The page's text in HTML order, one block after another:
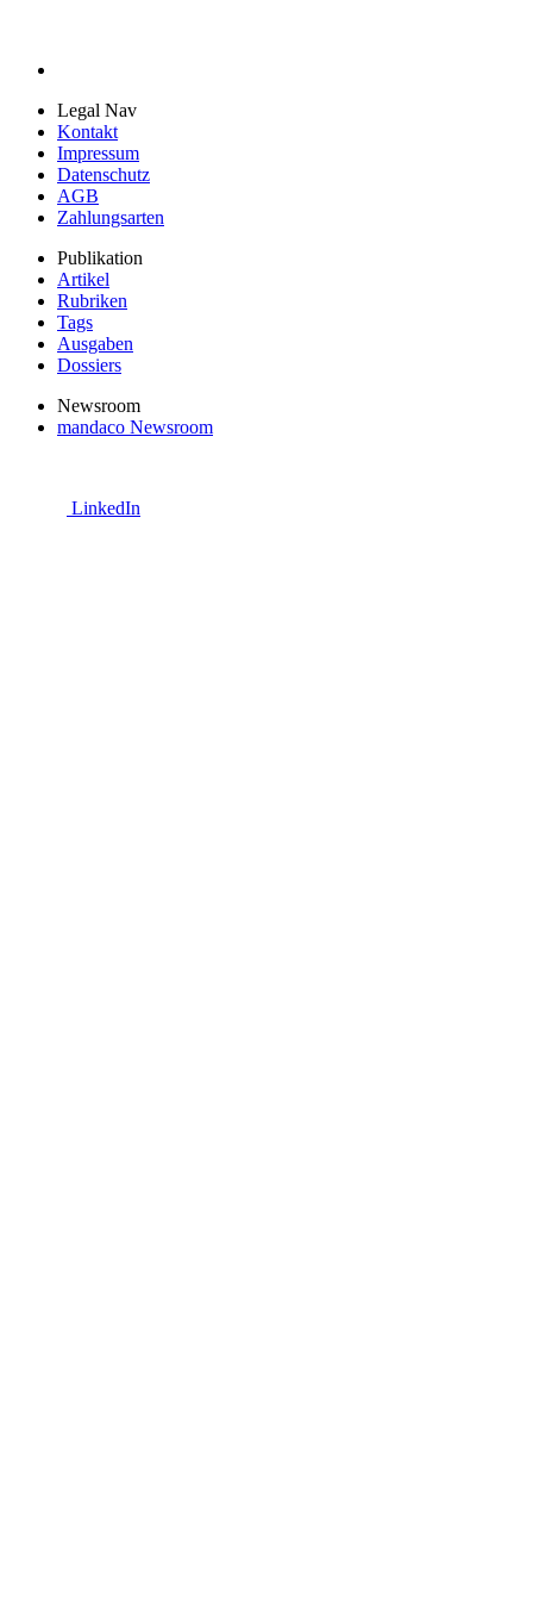
Legal Nav
Kontakt
Impressum
Datenschutz
AGB
Zahlungsarten
Publikation
Artikel
Rubriken
Tags
Ausgaben
Dossiers
Newsroom
mandaco Newsroom
LinkedIn